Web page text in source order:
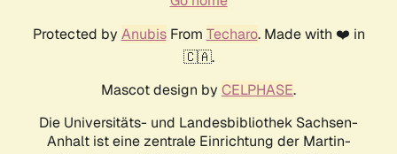
Protected by AnubisFrom Techaro. Made with ❤️ in
🇨🇦.
Mascot design by CELPHASE.
Die Universitäts- und Landesbibliothek Sachsen-
Anhalt ist eine zentrale Einrichtung der Martin-